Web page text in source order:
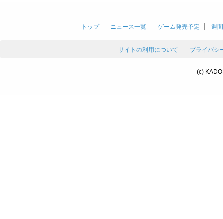
トップ ニュース一覧 ゲーム発売予定 週
サイトの利用について プライバシ
(c)